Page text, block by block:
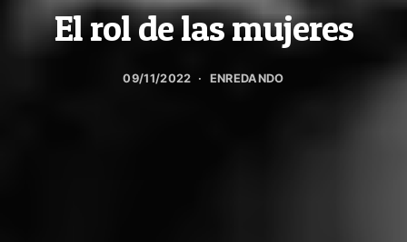
El rol de las mujeres
09/11/2022 ENREDANDO